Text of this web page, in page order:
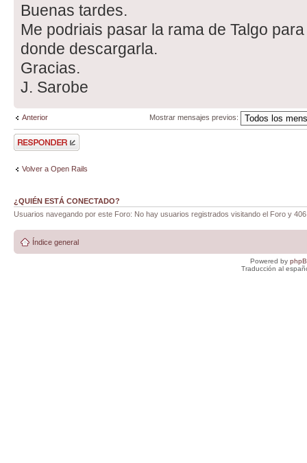
Buenas tardes.
Me podriais pasar la rama de Talgo
donde descargarla.
Gracias.
J. Sarobe
Anterior Mostrar mensajes previos:
Publicar una
respuesta
Volver a Open Rails
¿QUIÉN ESTÁ CONECTADO?
Usuarios navegando por este Foro: No hay usuarios registrados visitando el Foro y
Índice general
Powered by
Traducción al